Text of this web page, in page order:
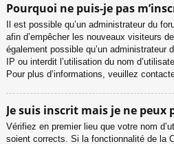
Pourquoi ne puis-je pas
Il est possible qu’un administrateur du
afin d’empêcher les nouveaux visiteurs
également possible qu’un administrateur
IP ou interdit l’utilisation du nom
Pour plus d’informations, veuillez
Je suis inscrit mais je ne peux
Vérifiez en premier lieu que votre nom
soient corrects. Si la fonctionnalité de la